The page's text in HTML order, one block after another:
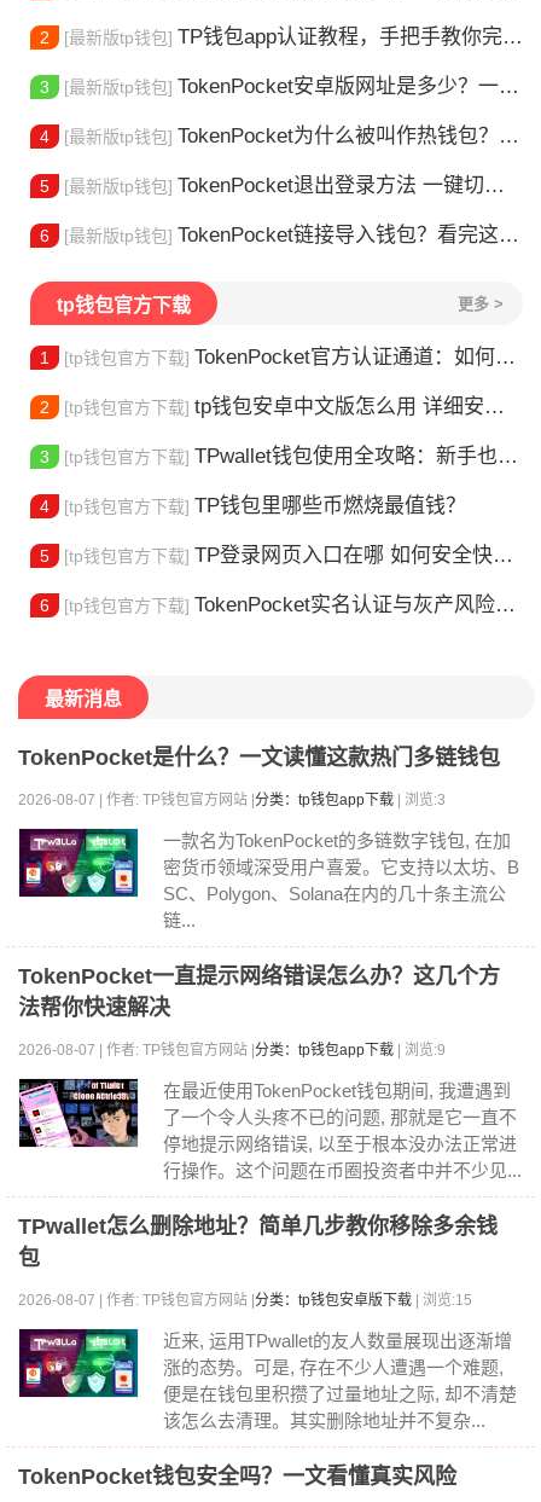
2 [最新版tp钱包] TP钱包app认证教程，手把手教你完成身份验证
3 [最新版tp钱包] TokenPocket安卓版网址是多少？一文教你安全下载
4 [最新版tp钱包] TokenPocket为什么被叫作热钱包？一文讲清楚
5 [最新版tp钱包] TokenPocket退出登录方法 一键切换账号超简单
6 [最新版tp钱包] TokenPocket链接导入钱包？看完这篇就懂了
tp钱包官方下载 更多 >
1 [tp钱包官方下载] TokenPocket官方认证通道：如何找到真正的官方渠道
2 [tp钱包官方下载] tp钱包安卓中文版怎么用 详细安装教程
3 [tp钱包官方下载] TPwallet钱包使用全攻略：新手也能快速上手掌握
4 [tp钱包官方下载] TP钱包里哪些币燃烧最值钱？
5 [tp钱包官方下载] TP登录网页入口在哪 如何安全快速登陆平台
6 [tp钱包官方下载] TokenPocket实名认证与灰产风险全解析
最新消息
TokenPocket是什么？一文读懂这款热门多链钱包
2026-08-07 | 作者: TP钱包官方网站 | 分类：tp钱包app下载 | 浏览:3
一款名为TokenPocket的多链数字钱包, 在加
密货币领域深受用户喜爱。它支持以太坊、B
SC、Polygon、Solana在内的几十条主流公
链...
TokenPocket一直提示网络错误怎么办？这几个方
法帮你快速解决
2026-08-07 | 作者: TP钱包官方网站 | 分类：tp钱包app下载 | 浏览:9
在最近使用TokenPocket钱包期间, 我遭遇到
了一个令人头疼不已的问题, 那就是它一直不
停地提示网络错误, 以至于根本没办法正常进
行操作。这个问题在币圈投资者中并不少见...
TPwallet怎么删除地址？简单几步教你移除多余钱
包
2026-08-07 | 作者: TP钱包官方网站 | 分类：tp钱包安卓版下载 | 浏览:15
近来, 运用TPwallet的友人数量展现出逐渐增
涨的态势。可是, 存在不少人遭遇一个难题,
便是在钱包里积攒了过量地址之际, 却不清楚
该怎么去清理。其实删除地址并不复杂...
TokenPocket钱包安全吗？一文看懂真实风险